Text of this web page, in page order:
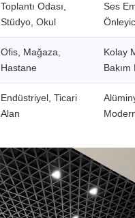
Toplantı Odası,
Stüdyo, Okul
Ses
Ofis, Mağaza,
Hastane
Kolay
Bakım
Endüstriyel, Ticari
Alan